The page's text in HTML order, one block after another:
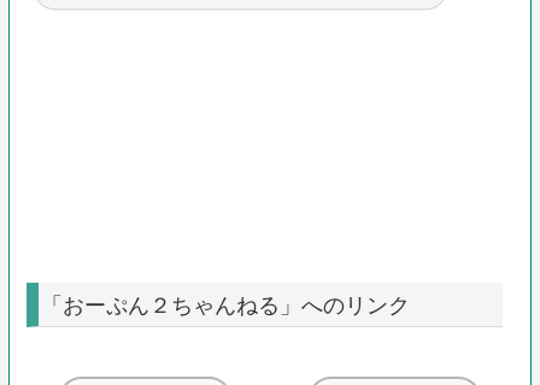
「おーぷん２ちゃんねる」へのリンク